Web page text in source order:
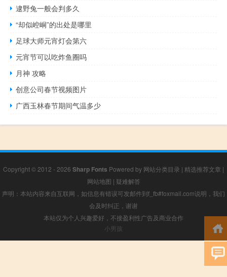
逮野兔一般会判多久
“却似崆峒”的出处是哪里
足球大师元宵灯会第六
元宵节可以吃炸鱼圈吗
月神 攻略
创意公司春节视频图片
广西玉林春节期间气温多少
Copyright © 2012 - 2026 Sharp Fonts Powered by 网站分类目录 | 精选推荐文章 |
网站地图 | 疑难解答
声明：本站内容来自互联网，如信息有错误可发邮件到f_fb#foxmail.com说明，我们
会及时纠正，谢谢
本站仅为个人兴趣爱好，不接盈利性广告及商业合作
小男孩